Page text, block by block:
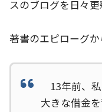
スのブログを日々更
著書のエピローグ
13年前、私
大きな借金を